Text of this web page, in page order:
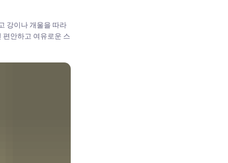
강이나 개울을 따라
편안하고 여유로운 스